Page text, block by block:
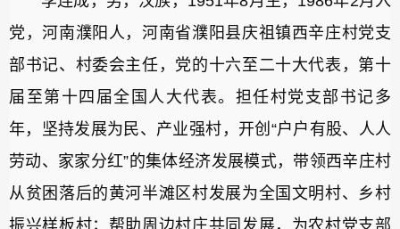
党，河南濮阳人，河南省濮阳县庆祖镇西辛庄村党支
部书记、村委会主任，党的十六至二十大代表，第十
届至第十四届全国人大代表。担任村党支部书记多
年，坚持发展为民、产业强村，开创“户户有股、人人
劳动、家家分红”的集体经济发展模式，带领西辛庄村
从贫困落后的黄河半滩区村发展为全国文明村、乡村
振兴样板村；帮助周边村庄共同发展，为农村党支部